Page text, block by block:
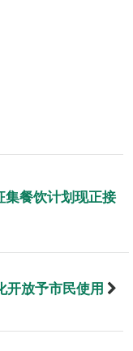
集餐饮计划现正接
开放予市民使用